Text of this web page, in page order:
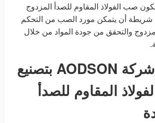
صب الفولاذ المقاوم للصدأ المزدوج
شريطة أن يتمكن مورد الصب من التحكم
والتحقق من جودة المواد من خلال
كيف تقوم شركة AODSON بتصنيع
المقاوم للصدأ